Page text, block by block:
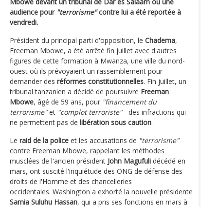
audience pour "terrorisme"contre lui a été reportée à
vendredi.
Président du principal parti d'opposition, le Chadema,
Freeman Mbowe, a été arrêté fin juillet avec d'autres
figures de cette formation à Mwanza, une ville du nord-
ouest où ils prévoyaient un rassemblement pour
demander des réformes constitutionnelles. Fin juillet, un
tribunal tanzanien a décidé de poursuivre Freeman
Mbowe, âgé de 59 ans, pour "financement du
terrorisme"et "complot terroriste"- des infractions qui
ne permettent pas de libération sous caution.
Le raid de la police et les accusations de "terrorisme"
contre Freeman Mbowe, rappelant les méthodes
musclées de l'ancien président John Magufuli décédé en
mars, ont suscité l'inquiétude des ONG de défense des
droits de l'Homme et des chancelleries
occidentales. Washington a exhorté la nouvelle présidente
Samia Suluhu Hassan, qui a pris ses fonctions en mars à